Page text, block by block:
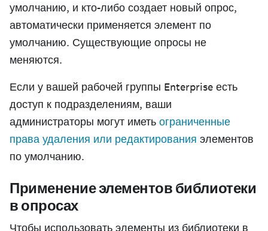
умолчанию, и кто-либо создает новый опрос,
автоматически применяется элемент по
умолчанию. Существующие опросы не
меняются.
Если у вашей рабочей группы Enterprise есть
доступ к подразделениям, ваши
администраторы могут иметь ограниченные
права удаления или редактирования элементов
по умолчанию.
Применение элементов библиотеки
в опросах
Чтобы использовать элементы из библиотеки в